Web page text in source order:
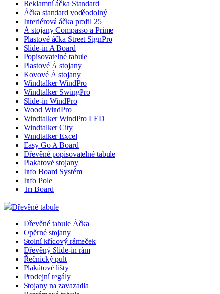
Reklamní áčka Standard
Áčka standard voděodolný
Interiérová áčka profil 25
Á stojany Compasso a Prime
Plastové áčka Street SignPro
Slide-in A Board
Popisovatelné tabule
Plastové Á stojany
Kovové Á stojany
Windtalker WindPro
Windtalker SwingPro
Slide-in WindPro
Wood WindPro
Windtalker WindPro LED
Windtalker City
Windtalker Excel
Easy Go A Board
Dřevěné popisovatelné tabule
Plakátové stojany
Info Board Systém
Info Pole
Tri Board
Dřevěné tabule
Dřevěné tabule Áčka
Opěrné stojany
Stolní křídový rámeček
Dřevěný Slide-in rám
Řečnický pult
Plakátové lišty
Prodejní regály
Stojany na zavazadla